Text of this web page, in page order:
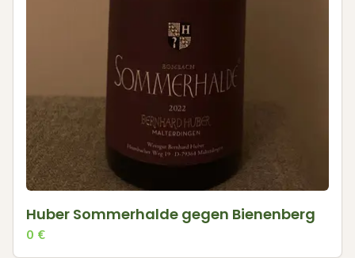
Huber Sommerhalde gegen Bienenberg
0 €